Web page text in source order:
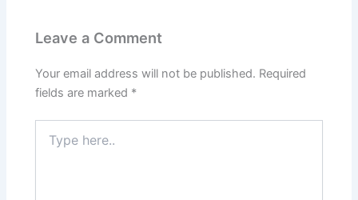
Leave a Comment
Your email address will not be published. Required
fields are marked *
here..